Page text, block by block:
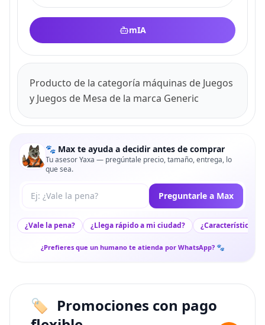
mIA
Producto de la categoría máquinas de Juegos
y Juegos de Mesa de la marca Generic
🐾 Max te ayuda a decidir antes de comprar
Tu asesor Yaxa — pregúntale precio, tamaño, entrega, lo
que sea.
Tu pregunta a Max Preguntarle a Max
¿Vale la pena? ¿Llega rápido a mi ciudad? ¿Características
¿Prefieres que un humano te atienda por WhatsApp? 🐾
Promociones con pago